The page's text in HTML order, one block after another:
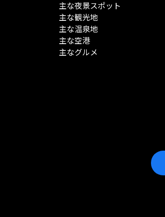
主な夜景スポット
主な観光地
主な温泉地
主な空港
主なグルメ